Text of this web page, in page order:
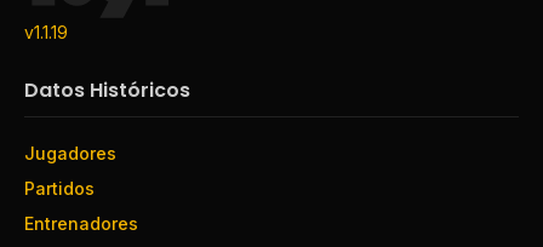
v1.1.19
Datos Históricos
Jugadores
Partidos
Entrenadores